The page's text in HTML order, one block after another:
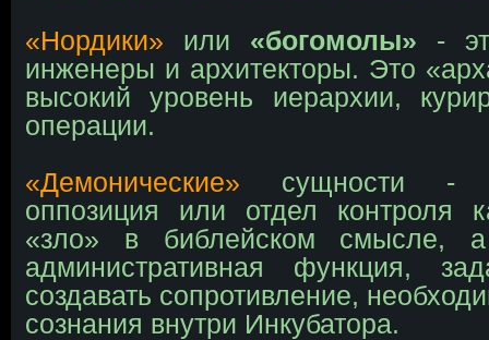
«Нордики» или «богомолы» -
инженеры и архитекторы. Это
высокий уровень иерархии,
операции.
«Демонические» сущности -
оппозиция или отдел контроля
«зло» в библейском смысле, а
административная функция,
создавать сопротивление,
сознания внутри Инкубатора.